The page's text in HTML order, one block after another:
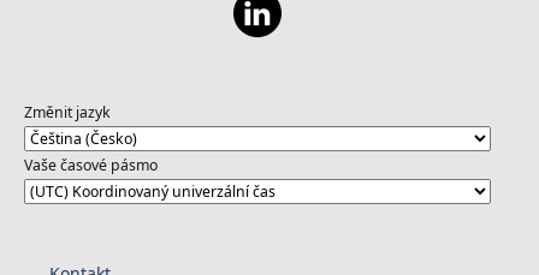
Změnit jazyk
Vaše časové pásmo